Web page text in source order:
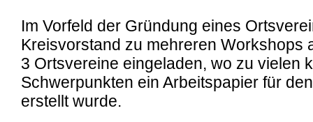
Im Vorfeld der Gründung eines
Kreisvorstand zu mehreren Workshops
3 Ortsvereine eingeladen, wo zu vielen
Schwerpunkten ein Arbeitspapier für
erstellt wurde.